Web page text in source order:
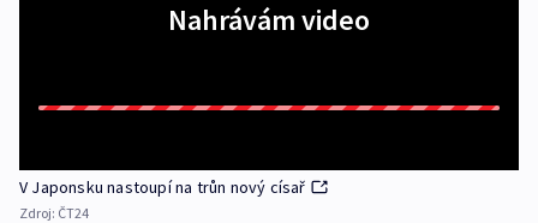
Nahrávám video
V Japonsku nastoupí na trůn nový císař
Zdroj: ČT24